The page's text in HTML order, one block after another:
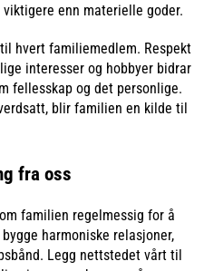
enn materielle goder.
hvert familiemedlem. Respekt
interesser og hobbyer bidrar
fellesskap og det personlige.
blir familien en kilde til
fra oss
familien regelmessig for å
harmoniske relasjoner,
Legg nettstedet vårt til